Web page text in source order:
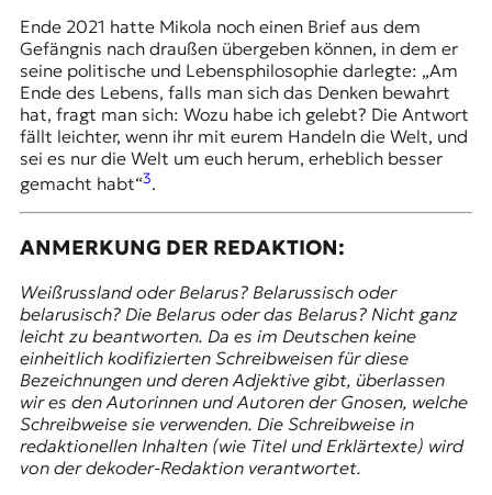
Ende 2021 hatte Mikola noch einen Brief aus dem
Gefängnis nach draußen übergeben können, in dem er
seine politische und Lebensphilosophie darlegte: „Am
Ende des Lebens, falls man sich das Denken bewahrt
hat, fragt man sich: Wozu habe ich gelebt? Die Antwort
fällt leichter, wenn ihr mit eurem Handeln die Welt, und
sei es nur die Welt um euch herum, erheblich besser
gemacht habt“3.
ANMERKUNG DER REDAKTION:
Weißrussland oder Belarus? Belarussisch oder
belarusisch? Die Belarus oder das Belarus? Nicht ganz
leicht zu beantworten. Da es im Deutschen keine
einheitlich kodifizierten Schreibweisen für diese
Bezeichnungen und deren Adjektive gibt, überlassen
wir es den Autorinnen und Autoren der Gnosen, welche
Schreibweise sie verwenden. Die Schreibweise in
redaktionellen Inhalten (wie Titel und Erklärtexte) wird
von der dekoder-Redaktion verantwortet.